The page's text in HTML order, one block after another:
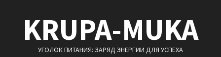
содержимому
KRUPA-MUKA
УГОЛОК ПИТАНИЯ: ЗАРЯД ЭНЕРГИИ ДЛЯ УСПЕХА